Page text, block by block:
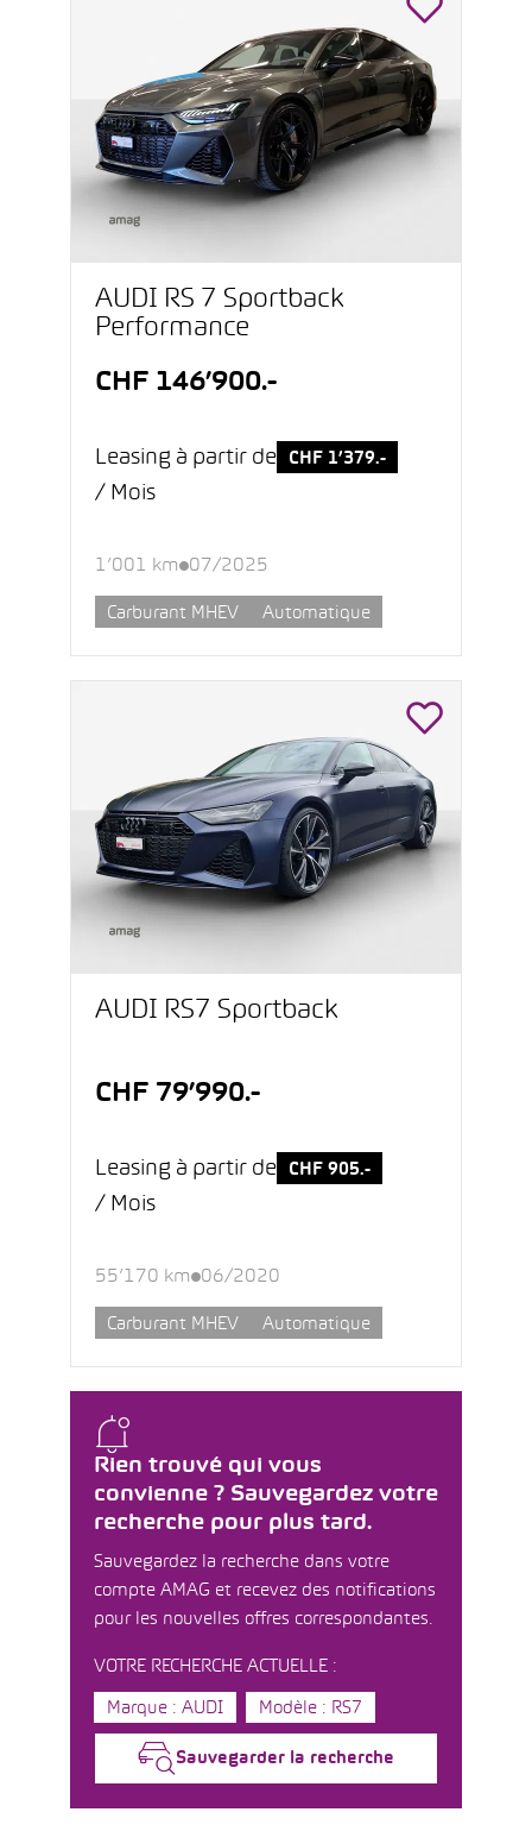
Rien trouvé qui vous
convienne ? Sauvegardez votre
recherche pour plus tard.
Sauvegardez la recherche dans votre
compte AMAG et recevez des notifications
pour les nouvelles offres correspondantes.
VOTRE RECHERCHE ACTUELLE :
Marque : AUDI Modèle : RS7
Sauvegarder la recherche
AUDI RS 7 Sportback
Performance
CHF 146’900.-
Leasing à partir de CHF 1’379.-
/ Mois
1’001 km 07/2025
Carburant MHEV Automatique
AUDI RS7 Sportback
CHF 79’990.-
Leasing à partir de CHF 905.-
/ Mois
55’170 km 06/2020
Carburant MHEV Automatique